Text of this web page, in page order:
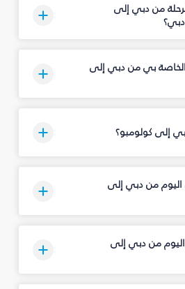
من دبي إلى
بي من دبي إلى
إلى كولومبو؟
اليوم من دبي إلى
من دبي إلى